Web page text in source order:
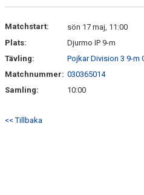
Matchstart:
sön 17 maj, 11:00
Plats:
Djurmo IP 9-m
Tävling:
Pojkar Division 3 9-m
Matchnummer: 030365014
Samling:
10:00
<< Tillbaka